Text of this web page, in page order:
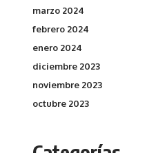
marzo 2024
febrero 2024
enero 2024
diciembre 2023
noviembre 2023
octubre 2023